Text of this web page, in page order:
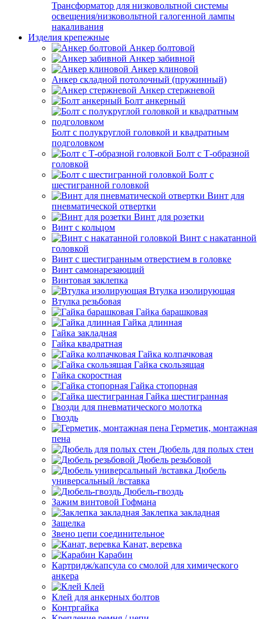
Трансформатор для низковольтной системы
освещения/низковольтной галогенной лампы
накаливания
Изделия крепежные
Анкер болтовой
Анкер забивной
Анкер клиновой
Анкер складной потолочный (пружинный)
Анкер стержневой
Болт анкерный
Болт с полукруглой головкой и квадратным
подголовком
Болт с Т-образной
головкой
Болт с
шестигранной головкой
Винт для
пневматической отвертки
Винт для розетки
Винт с кольцом
Винт с накатанной
головкой
Винт с шестигранным отверстием в головке
Винт самонарезающий
Винтовая заклепка
Втулка изолирующая
Втулка резьбовая
Гайка барашковая
Гайка длинная
Гайка закладная
Гайка квадратная
Гайка колпачковая
Гайка скользящая
Гайка скоростная
Гайка стопорная
Гайка шестигранная
Гвозди для пневматического молотка
Гвоздь
Герметик, монтажная
пена
Дюбель для полых стен
Дюбель резьбовой
Дюбель
универсальный /вставка
Дюбель-гвоздь
Зажим винтовой Гофмана
Заклепка закладная
Защелка
Звено цепи соединительное
Канат, веревка
Карабин
Картридж/капсула со смолой для химического
анкера
Клей
Клей для анкерных болтов
Контргайка